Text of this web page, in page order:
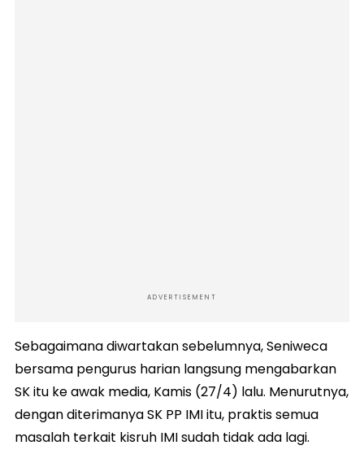
ADVERTISEMENT
Sebagaimana diwartakan sebelumnya, Seniweca
bersama pengurus harian langsung mengabarkan
SK itu ke awak media, Kamis (27/4) lalu. Menurutnya,
dengan diterimanya SK PP IMI itu, praktis semua
masalah terkait kisruh IMI sudah tidak ada lagi.